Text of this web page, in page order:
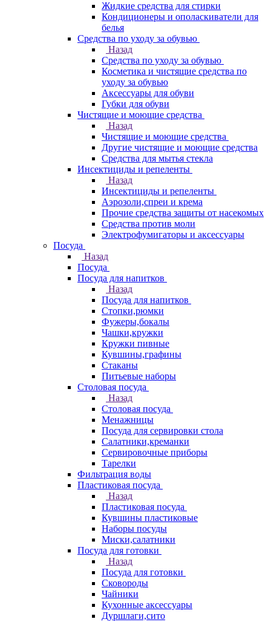
Жидкие средства для стирки
Кондиционеры и ополаскиватели для
белья
Средства по уходу за обувью
Назад
Средства по уходу за обувью
Косметика и чистящие средства по
уходу за обувью
Аксессуары для обуви
Губки для обуви
Чистящие и моющие средства
Назад
Чистящие и моющие средства
Другие чистящие и моющие средства
Средства для мытья стекла
Инсектициды и репеленты
Назад
Инсектициды и репеленты
Аэрозоли,спреи и крема
Прочие средства защиты от насекомых
Средства против моли
Электрофумигаторы и аксессуары
Посуда
Назад
Посуда
Посуда для напитков
Назад
Посуда для напитков
Стопки,рюмки
Фужеры,бокалы
Чашки,кружки
Кружки пивные
Кувшины,графины
Стаканы
Питьевые наборы
Столовая посуда
Назад
Столовая посуда
Менажницы
Посуда для сервировки стола
Салатники,креманки
Сервировочные приборы
Тарелки
Фильтрация воды
Пластиковая посуда
Назад
Пластиковая посуда
Кувшины пластиковые
Наборы посуды
Миски,салатники
Посуда для готовки
Назад
Посуда для готовки
Сковороды
Чайники
Кухонные аксессуары
Дуршлаги,сито